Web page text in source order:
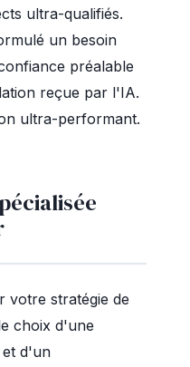
ultra-qualifiés.
un besoin
préalable
reçue par l'IA.
ultra-performant.
votre stratégie de
choix d'une
et d'un